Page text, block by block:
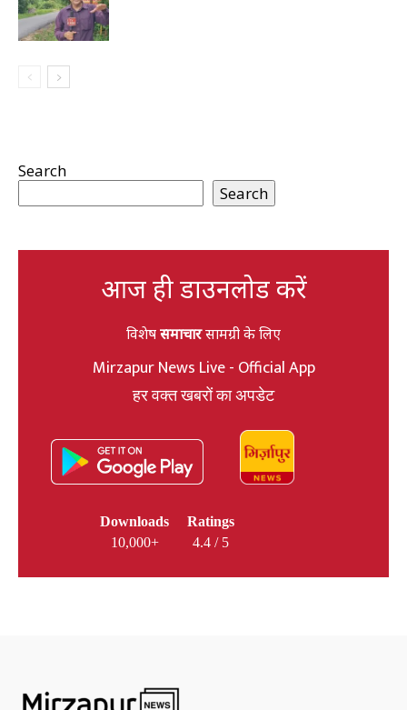
Search
Search
आज ही डाउनलोड करें
विशेषसमाचारसामग्री के लिए
Mirzapur News Live - Official App
हर वक्त खबरों का अपडेट
Downloads
10,000+
Ratings
4.4 / 5